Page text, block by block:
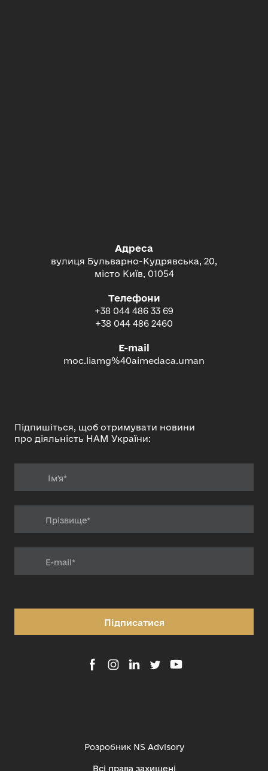
Адреса
вулиця Бульварно-Кудрявська, 20,
місто Київ, 01054
Телефони
+38 044 486 33 69
+38 044 486 2460
E-mail
moc.liamg%40aimedaca.uman
Підпишіться, щоб отримувати новини
про діяльність НАМ України:
Підписатися
Розробник NS Advisory
Всі права захищені